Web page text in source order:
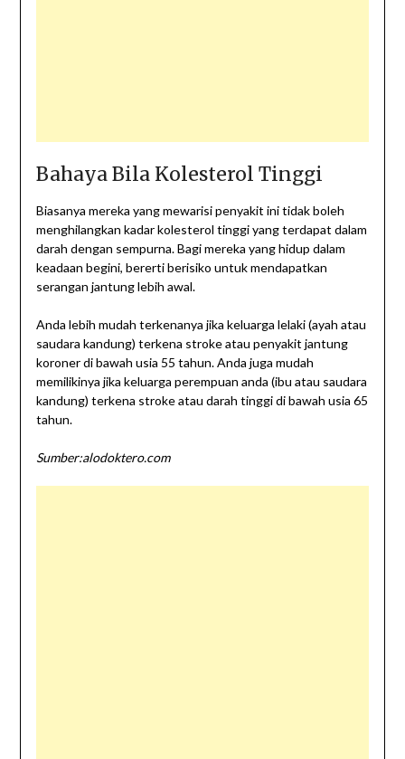
Bahaya Bila Kolesterol Tinggi
Biasanya mereka yang mewarisi penyakit ini tidak boleh
menghilangkan kadar kolesterol tinggi yang terdapat dalam
darah dengan sempurna. Bagi mereka yang hidup dalam
keadaan begini, bererti berisiko untuk mendapatkan
serangan jantung lebih awal.
Anda lebih mudah terkenanya jika keluarga lelaki (ayah atau
saudara kandung) terkena stroke atau penyakit jantung
koroner di bawah usia 55 tahun. Anda juga mudah
memilikinya jika keluarga perempuan anda (ibu atau saudara
kandung) terkena stroke atau darah tinggi di bawah usia 65
tahun.
Sumber:alodoktero.com